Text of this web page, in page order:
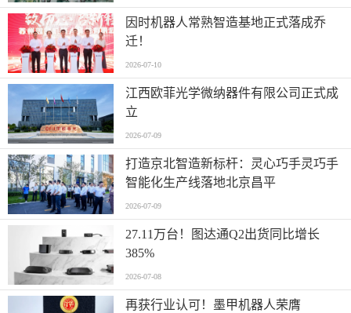
因时机器人常熟智造基地正式落成乔
迁！
2026-07-10
江西欧菲光学微纳器件有限公司正式成
立
2026-07-09
打造京北智造新标杆：灵心巧手灵巧手
智能化生产线落地北京昌平
2026-07-09
27.11万台！图达通Q2出货同比增长
385%
2026-07-08
再获行业认可！墨甲机器人荣膺